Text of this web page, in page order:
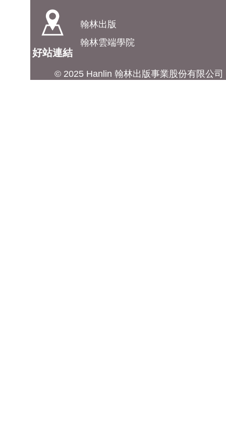
好站連結
翰林出版
翰林雲端學院
© 2025 Hanlin 翰林出版事業股份有限公司